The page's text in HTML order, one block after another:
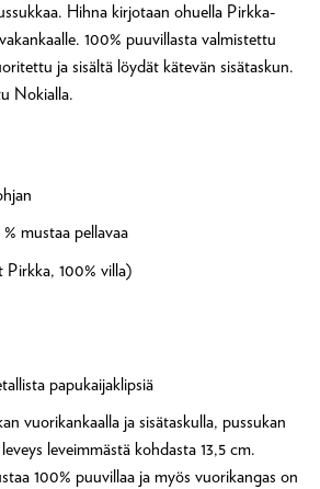
Hihna kirjotaan ohuella Pirkka-
100% puuvillasta valmistettu
ja sisältä löydät kätevän sisätaskun.
Nokialla.
mustaa pellavaa
100% villa)
papukaijaklipsiä
vuorikankaalla ja sisätaskulla, pussukan
leveimmästä kohdasta 13,5 cm.
100% puuvillaa ja myös vuorikangas on